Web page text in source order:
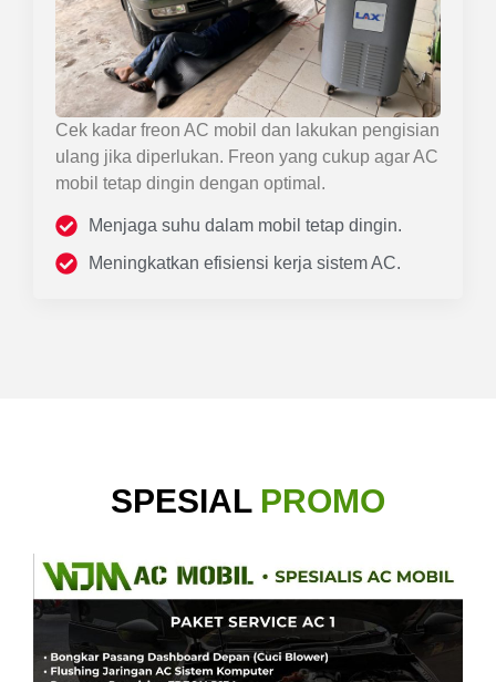
Cek kadar freon AC mobil dan lakukan pengisian
ulang jika diperlukan. Freon yang cukup agar AC
mobil tetap dingin dengan optimal.
Menjaga suhu dalam mobil tetap dingin.
Meningkatkan efisiensi kerja sistem AC.
SPESIAL PROMO